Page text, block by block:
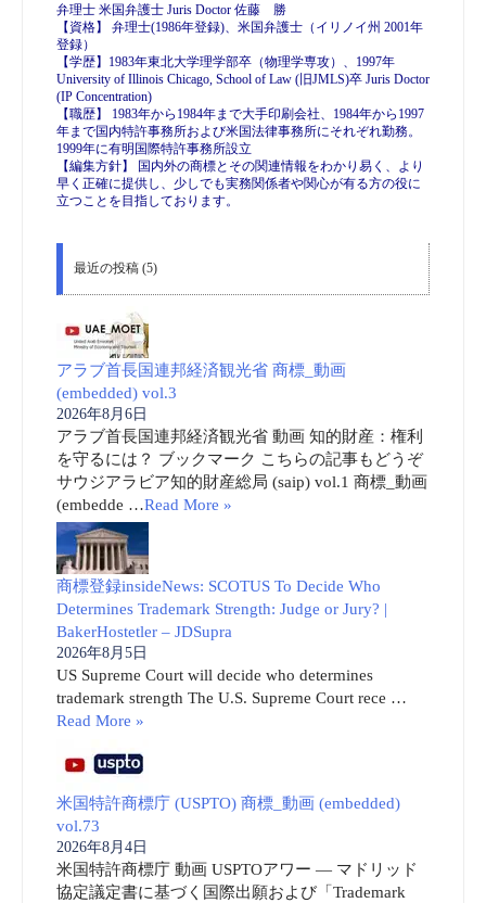
弁理士 米国弁護士 Juris Doctor 佐藤 勝
【資格】 弁理士(1986年登録)、米国弁護士（イリノイ州 2001年
登録）
【学歴】1983年東北大学理学部卒（物理学専攻）、1997年
University of Illinois Chicago, School of Law (旧JMLS)卒 Juris Doctor
(IP Concentration)
【職歴】 1983年から1984年まで大手印刷会社、1984年から1997
年まで国内特許事務所および米国法律事務所にそれぞれ勤務。
1999年に有明国際特許事務所設立
【編集方針】 国内外の商標とその関連情報をわかり易く、より
早く正確に提供し、少しでも実務関係者や関心が有る方の役に
立つことを目指しております。
最近の投稿 (5)
アラブ首長国連邦経済観光省 商標_動画
(embedded) vol.3
2026年8月6日
アラブ首長国連邦経済観光省 動画 知的財産：権利
を守るには？ ブックマーク こちらの記事もどうぞ
サウジアラビア知的財産総局 (saip) vol.1 商標_動画
(embedde …Read More »
商標登録insideNews: SCOTUS To Decide Who
Determines Trademark Strength: Judge or Jury? |
BakerHostetler – JDSupra
2026年8月5日
US Supreme Court will decide who determines
trademark strength The U.S. Supreme Court rece …
Read More »
米国特許商標庁 (USPTO) 商標_動画 (embedded)
vol.73
2026年8月4日
米国特許商標庁 動画 USPTOアワー ― マドリッド
協定議定書に基づく国際出願および「Trademark